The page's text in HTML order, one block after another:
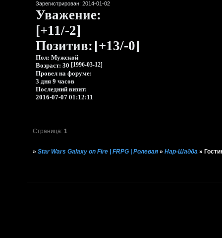
Зарегистрирован: 2014-01-02
Уважение:
[+11/-2]
Позитив: [+13/-0]
Пол: Мужской
Возраст: 30 [1996-03-12]
Провел на форуме:
3 дня 9 часов
Последний визит:
2016-07-07 01:12:11
Страница:1
»Star Wars Galaxy on Fire | FRPG | Ролевая »Нар-Шадда »